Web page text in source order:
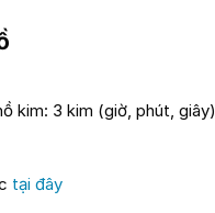
kim: 3 kim (giờ, phút, giây)
tại đây